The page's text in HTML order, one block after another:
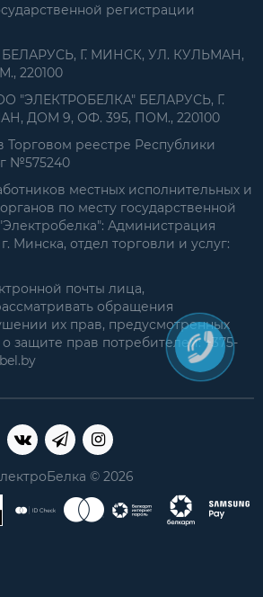
регистрации
БЕЛАРУСЬ, Г. МИНСК, УЛ. КУЛЬМАН,
220100
"ЭЛЕКТРОБЕЛКА" БЕЛАРУСЬ, Г.
ДОМ 9, ОФ. 395, ПОМ., 220100
Торговом реестре Республики
№575240
местных исполнительных и
по месту государственной
Администрация
Минска, отдел торговли и услуг:
почты лица,
обращения
их прав, предусмотренных
защите прав потребителей: +375-
© 2026